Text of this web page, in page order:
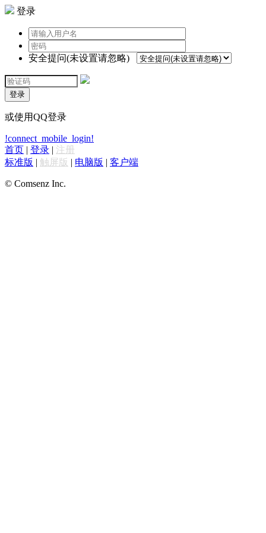
登录
安全提问(未设置请忽略)
登录
或使用QQ登录
!connect_mobile_login!
首页 | 登录 | 注册
标准版 | 触屏版 | 电脑版 | 客户端
© Comsenz Inc.